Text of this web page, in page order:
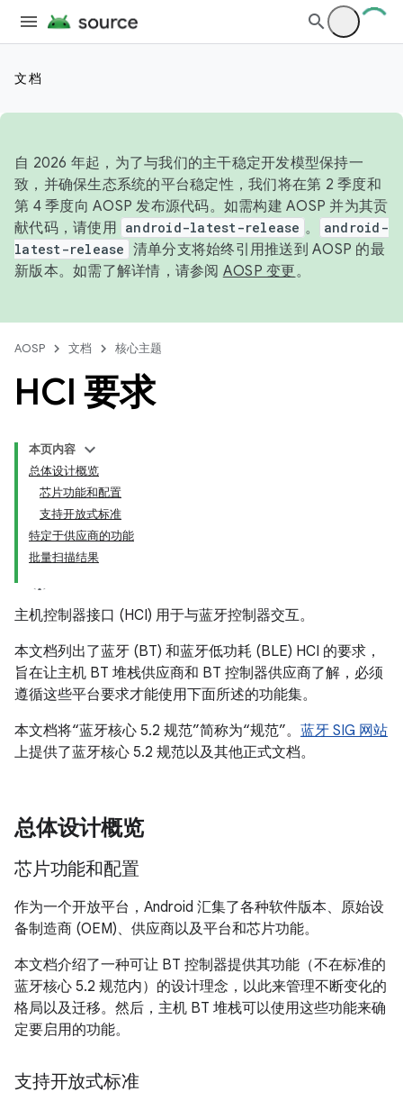
文档
自 2026 年起，为了与我们的主干稳定开发模型保持一
致，并确保生态系统的平台稳定性，我们将在第 2 季度和
第 4 季度向 AOSP 发布源代码。如需构建 AOSP 并为其贡
献代码，请使用 android-latest-release 。
android-
latest-release 清单分支将始终引用推送到 AOSP 的最
新版本。如需了解详情，请参阅 AOSP 变更。
AOSP 文档 核心主题
HCI 要求
本页内容
总体设计概览
芯片功能和配置
支持开放式标准
特定于供应商的功能
批量扫描结果
主机控制器接口 (HCI) 用于与蓝牙控制器交互。
本文档列出了蓝牙 (BT) 和蓝牙低功耗 (BLE) HCI 的要求，
旨在让主机 BT 堆栈供应商和 BT 控制器供应商了解，必须
遵循这些平台要求才能使用下面所述的功能集。
本文档将“蓝牙核心 5.2 规范”简称为“规范”。 蓝牙 SIG 网站
上提供了蓝牙核心 5.2 规范以及其他正式文档。
总体设计概览
芯片功能和配置
作为一个开放平台，Android 汇集了各种软件版本、原始设
备制造商 (OEM)、供应商以及平台和芯片功能。
本文档介绍了一种可让 BT 控制器提供其功能（不在标准的
蓝牙核心 5.2 规范内）的设计理念，以此来管理不断变化的
格局以及迁移。然后，主机 BT 堆栈可以使用这些功能来确
定要启用的功能。
支持开放式标准